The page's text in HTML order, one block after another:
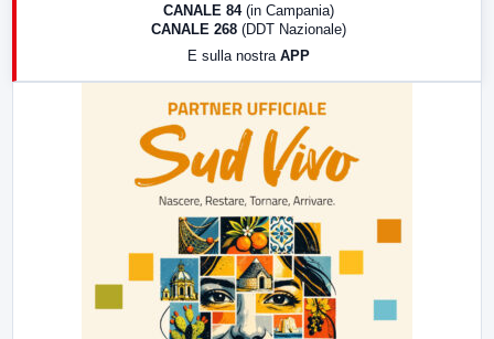
CANALE 84 (in Campania)
CANALE 268 (DDT Nazionale)
E sulla nostra APP